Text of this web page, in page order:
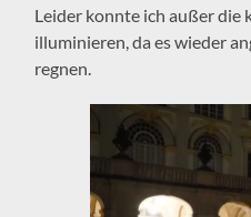
Leider konnte ich außer die
illuminieren, da es wieder
regnen.